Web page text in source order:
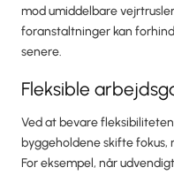
mod umiddelbare
foranstaltninger kan
senere.
Fleksible
Ved at bevare
byggeholdene skifte
For eksempel, når